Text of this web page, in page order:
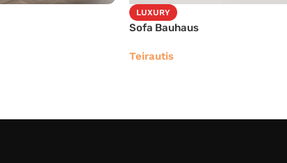
LUXURY
Sofa Bauhaus
Teirautis